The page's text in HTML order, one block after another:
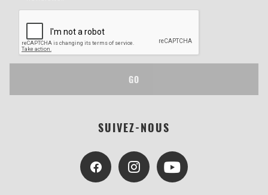
GO
SUIVEZ-NOUS